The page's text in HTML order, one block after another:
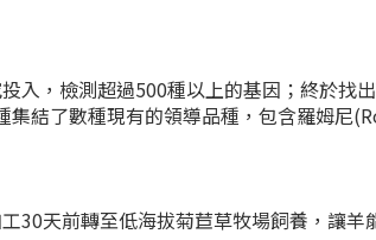
入 ，檢測超過500種以上的基因；終於找
結了數種現有的領導品種，包含羅姆尼
30天前轉至低海拔菊苣草牧場飼養，讓羊